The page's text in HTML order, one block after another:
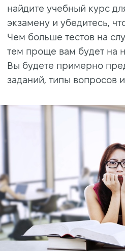
найдите учебный курс
экзамену и убедитесь,
Чем больше тестов на
тем проще вам будет на
Вы будете примерно
заданий, типы вопросов